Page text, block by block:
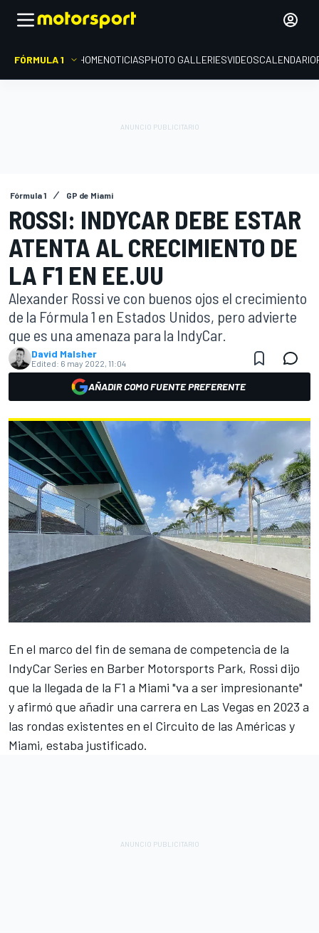
FÓRMULA 1 HOMENOTICIASPHOTO GALLERIESVIDEOSCALENDARIO
Fórmula 1 GP de Miami
ROSSI: INDYCAR DEBE ESTAR
ATENTA AL CRECIMIENTO DE
LA F1 EN EE.UU
Alexander Rossi ve con buenos ojos el crecimiento
de la Fórmula 1 en Estados Unidos, pero advierte
que es una amenaza para la IndyCar.
David Malsher
Edited: 6 may 2022, 11:04
AÑADIR COMO FUENTE PREFERENTE
En el marco del fin de semana de competencia de la
IndyCar Series en Barber Motorsports Park, Rossi dijo
que la llegada de la F1 a Miami "va a ser impresionante"
y afirmó que añadir una carrera en Las Vegas en 2023 a
las rondas existentes en el Circuito de las Américas y
Miami, estaba justificado.